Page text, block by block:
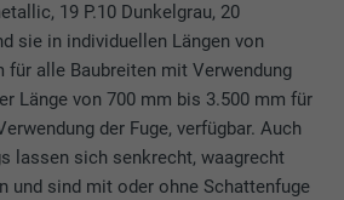
19 P.10 Dunkelgrau, 20
sie in individuellen Längen von
für alle Baubreiten mit Verwendung
Länge von 700 mm bis 3.500 mm für
der Fuge, verfügbar. Auch
lassen sich senkrecht, waagrecht
und sind mit oder ohne Schattenfuge